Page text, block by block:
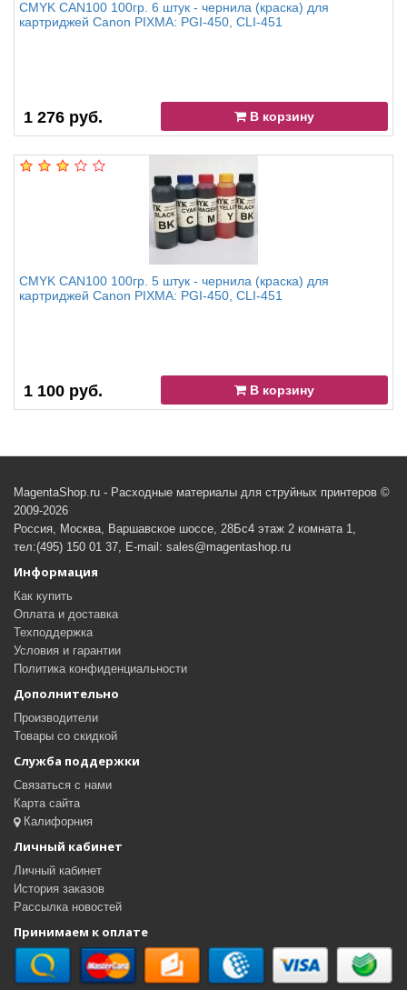
CMYK CAN100 100гр. 6 штук - чернила (краска) для
картриджей Canon PIXMA: PGI-450, CLI-451
1 276 руб. В корзину
CMYK CAN100 100гр. 5 штук - чернила (краска) для
картриджей Canon PIXMA: PGI-450, CLI-451
1 100 руб. В корзину
MagentaShop.ru - Расходные материалы для струйных принтеров ©
2009-2026
Россия, Москва, Варшавское шоссе, 28Бс4 этаж 2 комната 1,
тел:(495) 150 01 37, E-mail: sales@magentashop.ru
Информация
Как купить
Оплата и доставка
Техподдержка
Условия и гарантии
Политика конфиденциальности
Дополнительно
Производители
Товары со скидкой
Служба поддержки
Связаться с нами
Карта сайта
Калифорния
Личный кабинет
Личный кабинет
История заказов
Рассылка новостей
Принимаем к оплате